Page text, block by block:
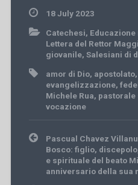
18 July 2023
Catechesi,
Lettera del Rettor
giovanile, Salesiani di
amor di Dio, apostolato,
evangelizzazione,
Michele Rua,
vocazione
Post
navigation
Pascual Chavez
Bosco: figlio,
e spirituale del beato
anniversario della sua